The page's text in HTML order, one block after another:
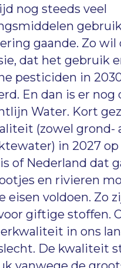
nog steeds veel
gaande. Zo wil
dat het gebruik
pesticiden in
En dan is er nog
Water. Kort
(zowel grond-
in 2027 op
of Nederland dat
en rivieren
eisen voldoen. Zo
giftige stoffen.
in ons
De kwaliteit